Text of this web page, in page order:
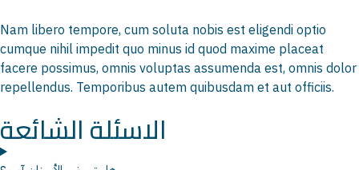
Nam libero tempore, cum soluta nobis est eligendi optio
cumque nihil impedit quo minus id quod maxime placeat
facere possimus, omnis voluptas assumenda est, omnis dolor
repellendus. Temporibus autem quibusdam et aut officiis.
الاسئلة الشائعة